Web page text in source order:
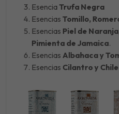
Esencia Trufa Negra
Esencias Tomillo,
Esencias Piel de
Pimienta de Jamaica.
Esencias Albahaca y
Esencias Cilantro y